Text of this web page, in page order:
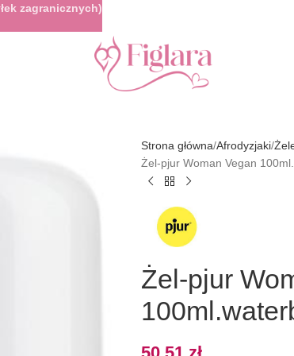
Strona główna Afrodyzjaki
Żel-pjur Woman Vegan
Żel-pjur
zagranicznych)